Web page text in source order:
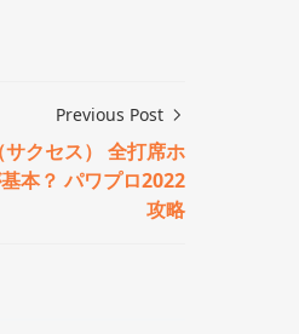
Previous Post
クセス） 全打席ホ
本？ パワプロ2022
攻略